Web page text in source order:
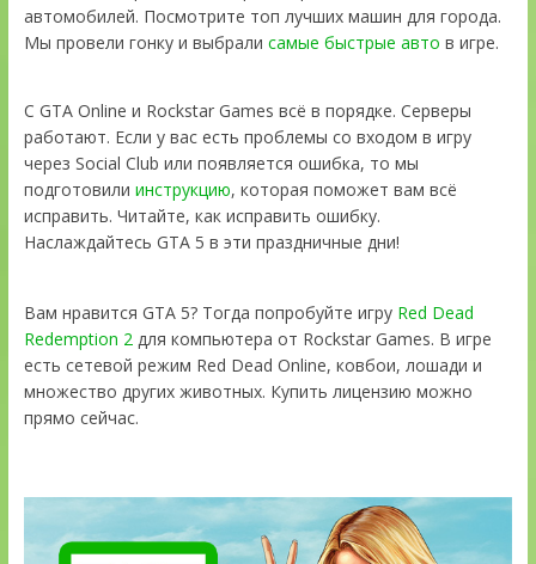
автомобилей. Посмотрите топ лучших машин для города.
Мы провели гонку и выбрали самые быстрые авто в игре.
С GTA Online и Rockstar Games всё в порядке. Серверы
работают. Если у вас есть проблемы со входом в игру
через Social Club или появляется ошибка, то мы
подготовили инструкцию, которая поможет вам всё
исправить. Читайте, как исправить ошибку.
Наслаждайтесь GTA 5 в эти праздничные дни!
Вам нравится GTA 5? Тогда попробуйте игру Red Dead
Redemption 2для компьютера от Rockstar Games. В игре
есть сетевой режим Red Dead Online, ковбои, лошади и
множество других животных. Купить лицензию можно
прямо сейчас.